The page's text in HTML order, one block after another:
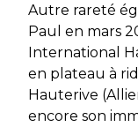
Autre rareté
Paul en mars
International
en plateau à
Hauterive
encore son